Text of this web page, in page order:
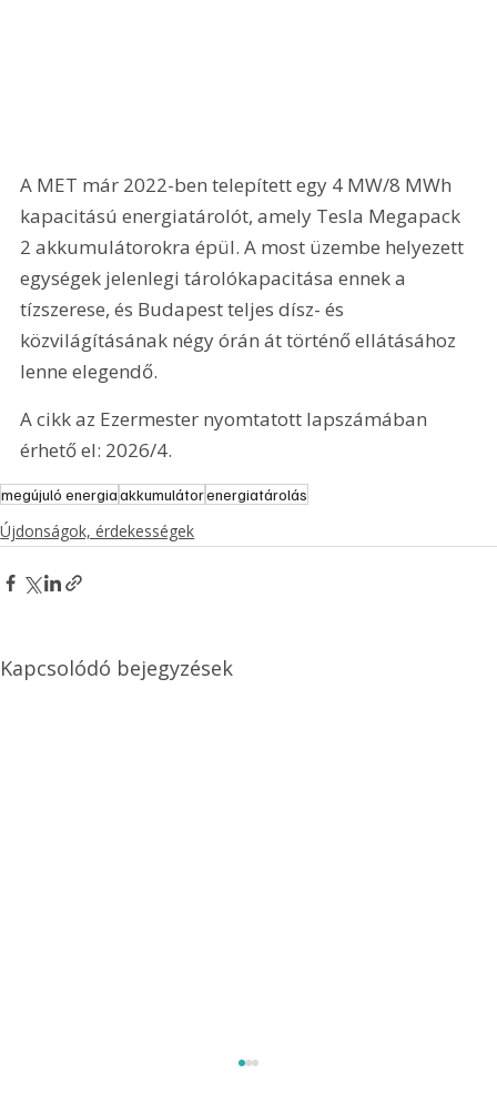
A MET már 2022-ben telepített egy 4 MW/8 MWh
kapacitású energiatárolót, amely Tesla Megapack
2 akkumulátorokra épül. A most üzembe helyezett
egységek jelenlegi tárolókapacitása ennek a
tízszerese, és Budapest teljes dísz- és
közvilágításának négy órán át történő ellátásához
lenne elegendő.
A cikk az Ezermester nyomtatott lapszámában
érhető el: 2026/4.
megújuló energiaakkumulátorenergiatárolás
Újdonságok, érdekességek
Kapcsolódó bejegyzések